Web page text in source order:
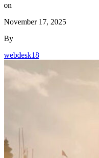
on
November 17, 2025
By
webdesk18